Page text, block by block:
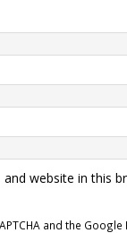
and website in this
and the Google